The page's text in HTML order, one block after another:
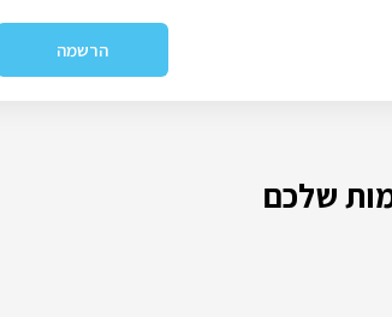
הרשמה
שלכם